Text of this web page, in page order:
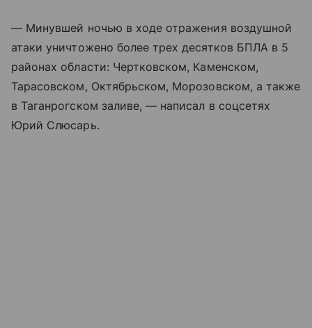
— Минувшей ночью в ходе отражения воздушной
атаки уничтожено более трех десятков БПЛА в 5
районах области: Чертковском, Каменском,
Тарасовском, Октябрьском, Морозовском, а также
в Таганрогском заливе, — написал в соцсетях
Юрий Слюсарь.